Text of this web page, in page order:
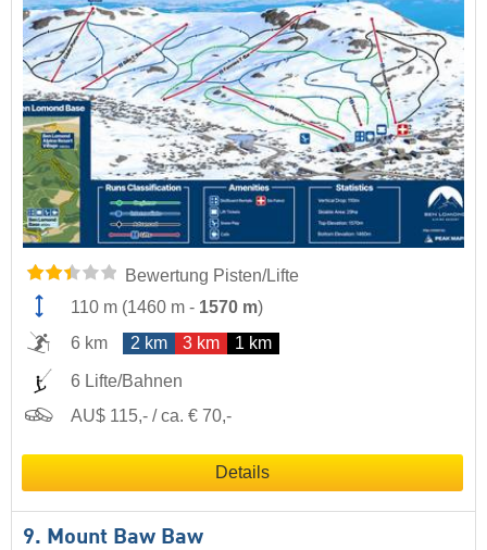
Bewertung Pisten/Lifte
110 m (1460 m - 1570 m)
6 km
2 km 3 km 1 km
6 Lifte/Bahnen
AU$ 115,- / ca. € 70,-
Details
9. Mount Baw Baw